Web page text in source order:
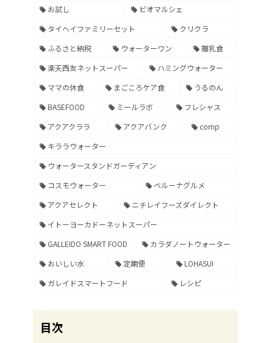
お試し
ビオマルシェ
タイヘイファミリーセット
クリクラ
ふるさと納税
ウォーターワン
離乳食
楽天西友ネットスーパー
ハミングウォーター
ママの休食
まごころケア食
うるのん
BASEFOOD
ミールラボ
フレシャス
アクアクララ
アクアバンク
comp
キララウォーター
ウォータースタンドガーディアン
コスモウォーター
ベルーナグルメ
アクアセレクト
ニチレイフーズダイレクト
イトーヨーカドーネットスーパー
GALLEIDO SMART FOOD
カラダノートウォーター
おいしい水
定期便
LOHASUI
ガレイドスマートフード
レシピ
目次